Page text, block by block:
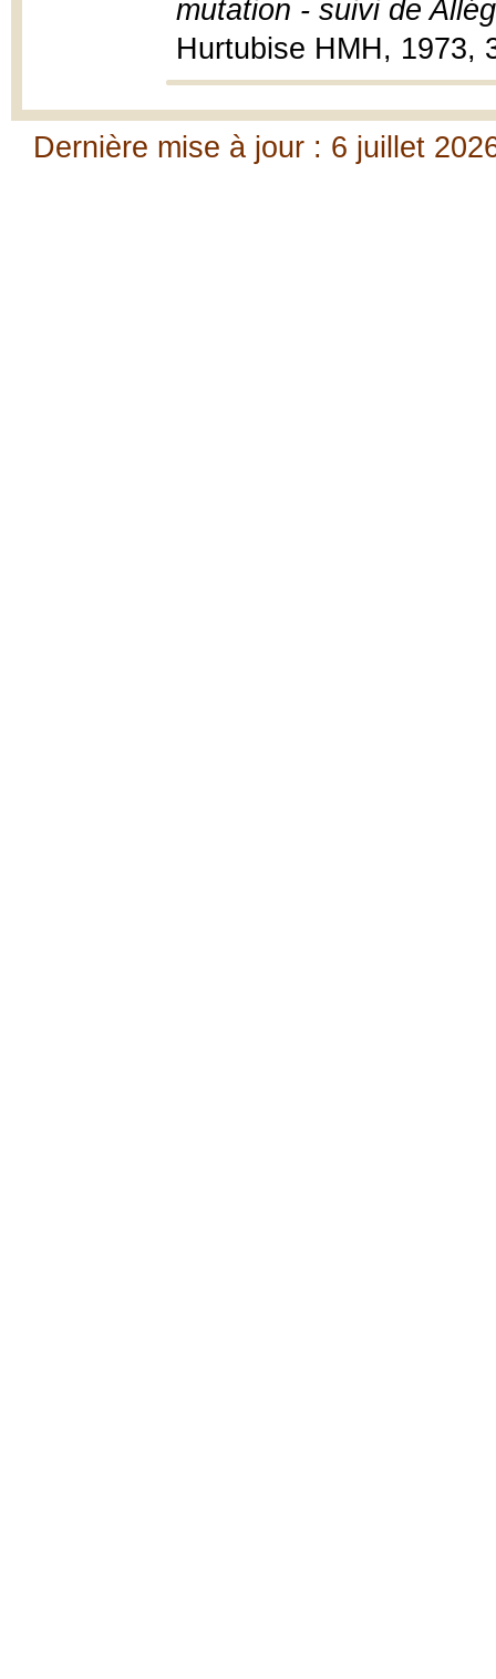
mutation - suivi de
Hurtubise HMH, 1973,
Dernière mise à jour : 6 juillet